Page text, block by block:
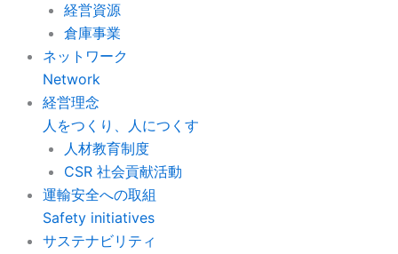
経営資源
倉庫事業
ネットワーク
Network
経営理念
人をつくり、人につくす
人材教育制度
CSR 社会貢献活動
運輸安全への取組
Safety initiatives
サステナビリティ